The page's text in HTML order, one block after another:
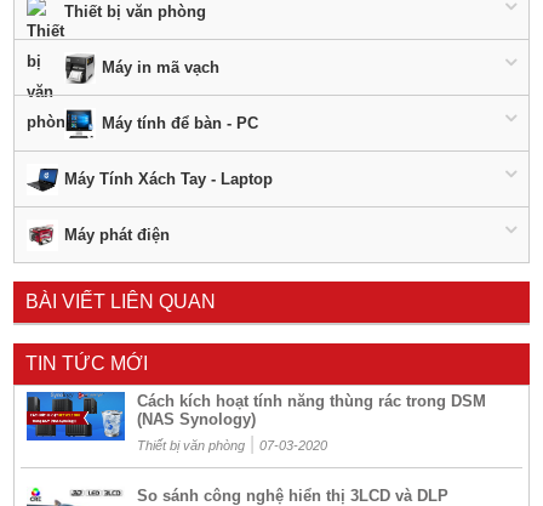
Thiết bị văn phòng
Máy in mã vạch
Máy tính để bàn - PC
Máy Tính Xách Tay - Laptop
Máy phát điện
BÀI VIẾT LIÊN QUAN
TIN TỨC MỚI
Cách kích hoạt tính năng thùng rác trong DSM
(NAS Synology)
Thiết bị văn phòng| 07-03-2020
So sánh công nghệ hiển thị 3LCD và DLP